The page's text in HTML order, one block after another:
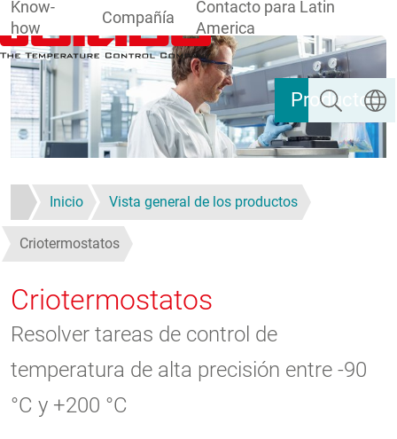
Pasar al contenido principal
Productos
Know-
how
Compañía
Contacto para Latin
America
Buscar
Inicio Vista general de los productos
Criotermostatos
Criotermostatos
Resolver tareas de control de
temperatura de alta precisión entre -90
°C y +200 °C